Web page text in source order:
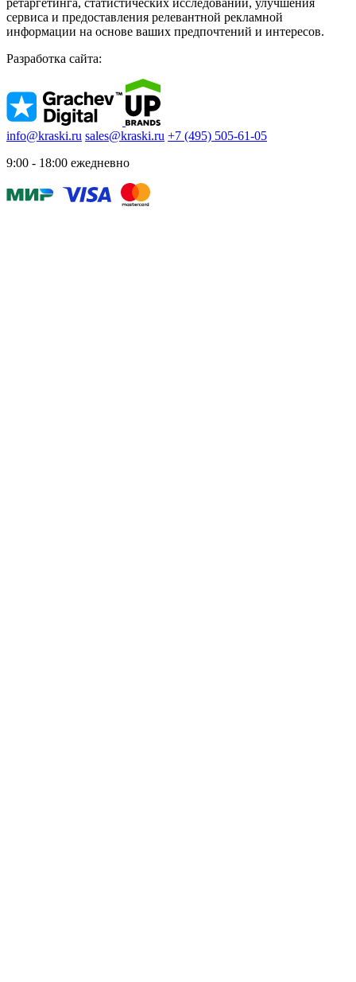
ретаргетинга, статистических исследований, улучшения
сервиса и предоставления релевантной рекламной
информации на основе ваших предпочтений и интересов.
Разработка сайта:
info@kraski.ru sales@kraski.ru +7 (495) 505-61-05
9:00 - 18:00 ежедневно